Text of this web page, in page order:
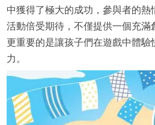
中獲得了極大的成功，參與者的熱
活動倍受期待，不僅提供一個充滿
更重要的是讓孩子們在遊戲中體驗
力。